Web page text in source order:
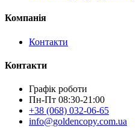
Компанія
Контакти
Контакти
Графік роботи
Пн-Пт 08:30-21:00
+38 (068) 032-06-65
info@goldencopy.com.ua